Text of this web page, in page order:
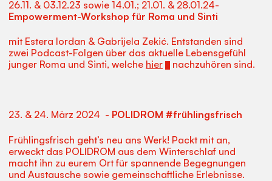
26.11. & 03.12.23 sowie 14.01.; 21.01. & 28.01.24-
Empowerment-Workshop für Roma und Sinti
mit Estera Iordan & Gabrijela Zekić. Entstanden sind
zwei Podcast-Folgen über das aktuelle Lebensgefühl
junger Roma und Sinti, welche hier nachzuhören sind.
23. & 24. März 2024 - POLIDROM #frühlingsfrisch
Frühlingsfrisch geht’s neu ans Werk! Packt mit an,
erweckt das POLIDROM aus dem Winterschlaf und
macht ihn zu eurem Ort für spannende Begegnungen
und Austausche sowie gemeinschaftliche Erlebnisse.